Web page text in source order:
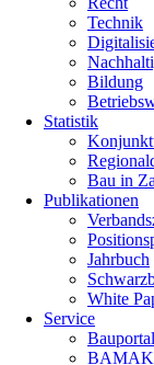
Technik
Bildung
Statistik
Bau in
Publikationen
Jahrbuch
White
Service
Bauportal